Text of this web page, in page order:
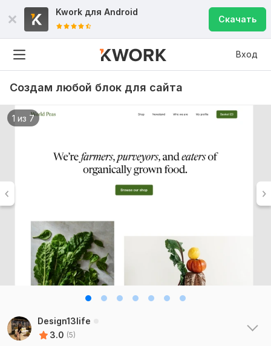
Kwork для Android
Скачать
Вход
Создам любой блок для сайта
1 из 7
Design13life
3.0 (5)